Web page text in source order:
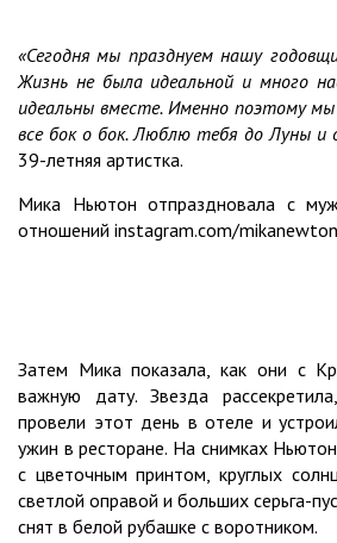
«Сегодня мы празднуем нашу
Жизнь не была идеальной и много
идеальны вместе. Именно поэтому
все бок о бок. Люблю тебя до Луны и
39-летняя артистка.
Мика Ньютон отпраздновала с
отношений instagram.com/mikanewton
Затем Мика показала, как они с
важную дату. Звезда
провели этот день в отеле и
ужин в ресторане. На снимках
с цветочным принтом, круглых
светлой оправой и больших серьга-
снят в белой рубашке с воротником.